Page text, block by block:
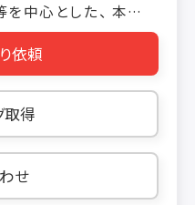
中心とした、 本格
プラントです。 一般
ん、クリーム(ジャ
た シェル・チョコレ
ラントです。 プラント
ル・ボックスにて集中
リーム・ナッツ類)を変
ッチした商品、 バラエ
等、消費者のニーズ
依頼
取得
せ